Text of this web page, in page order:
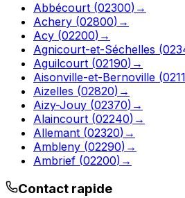
Abbécourt (02300) →
Achery (02800) →
Acy (02200) →
Agnicourt-et-Séchelles (
Aguilcourt (02190) →
Aisonville-et-Bernoville (
Aizelles (02820) →
Aizy-Jouy (02370) →
Alaincourt (02240) →
Allemant (02320) →
Ambleny (02290) →
Ambrief (02200) →
Contact rapide